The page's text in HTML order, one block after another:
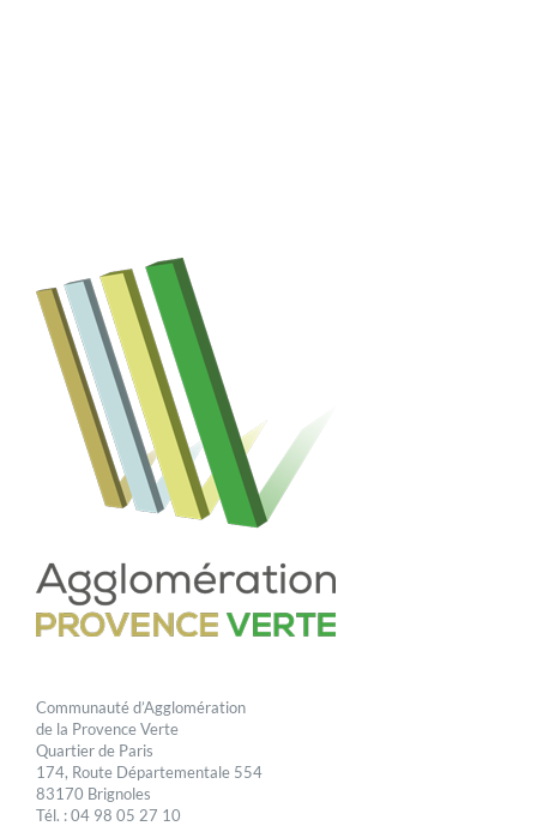
Communauté d’Agglomération
de la Provence Verte
Quartier de Paris
174, Route Départementale 554
83170 Brignoles
Tél. : 04 98 05 27 10